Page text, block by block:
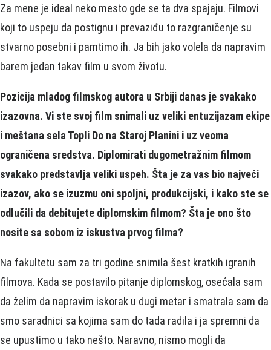
Za mene je ideal neko mesto gde se ta dva spajaju. Filmovi
koji to uspeju da postignu i prevaziđu to razgraničenje su
stvarno posebni i pamtimo ih. Ja bih jako volela da napravim
barem jedan takav film u svom životu.
Pozicija mladog filmskog autora u Srbiji danas je svakako
izazovna. Vi ste svoj film snimali uz veliki entuzijazam ekipe
i meštana sela Topli Do na Staroj Planini i uz veoma
ograničena sredstva. Diplomirati dugometražnim filmom
svakako predstavlja veliki uspeh. Šta je za vas bio najveći
izazov, ako se izuzmu oni spoljni, produkcijski, i kako ste se
odlučili da debitujete diplomskim filmom? Šta je ono što
nosite sa sobom iz iskustva prvog filma?
Na fakultetu sam za tri godine snimila šest kratkih igranih
filmova. Kada se postavilo pitanje diplomskog, osećala sam
da želim da napravim iskorak u dugi metar i smatrala sam da
smo saradnici sa kojima sam do tada radila i ja spremni da
se upustimo u tako nešto. Naravno, nismo mogli da